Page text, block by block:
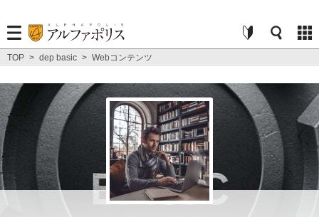
TOP > dep basic > Webコンテンツ